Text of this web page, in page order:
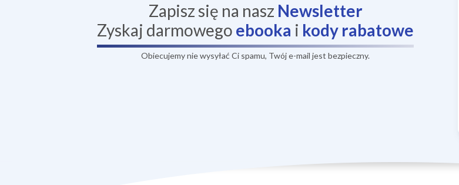
Zapisz się na nasz Newsletter
Zyskaj darmowego ebooka i kody rabatowe
Obiecujemy nie wysyłać Ci spamu, Twój e-mail jest bezpieczny.